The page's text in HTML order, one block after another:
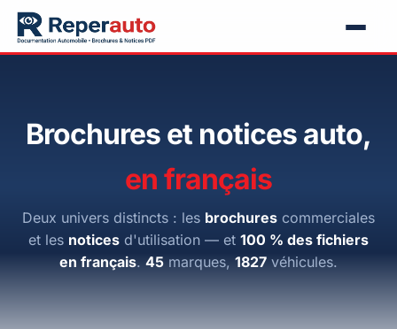
Brochures et notices auto,
en français
Deux univers distincts : les brochures commerciales
et les notices d'utilisation — et 100 % des fichiers
en français. 45 marques, 1827 véhicules.